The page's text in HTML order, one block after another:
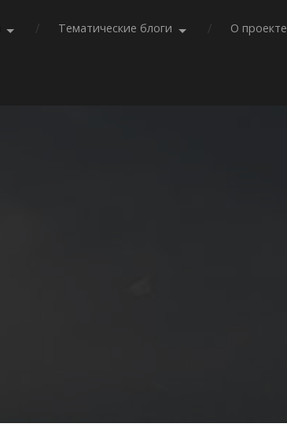
Тематические блоги О проекте